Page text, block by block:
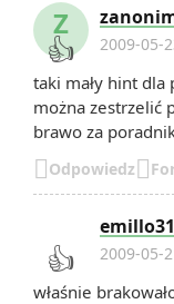
Z
👍 2009-05-
taki mały hint
można zestrzelić
brawo za
Odpowiedz
👍
emillo31
2009-05-
właśnie